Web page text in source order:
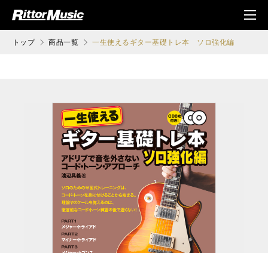
ジック (Rittor Musi
メニ
ュ
トップ 商品一覧 一生使えるギター基礎トレ本 ソロ強化編